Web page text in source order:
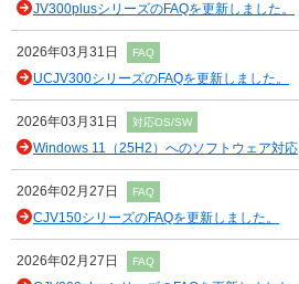
JV300plusシリーズのFAQを更新しました。
2026年03月31日 FAQ
UCJV300シリーズのFAQを更新しました。
2026年03月31日 対応OS/SW
Windows 11（25H2）へのソフトウェア対応
2026年02月27日 FAQ
CJV150シリーズのFAQを更新しました。
2026年02月27日 FAQ